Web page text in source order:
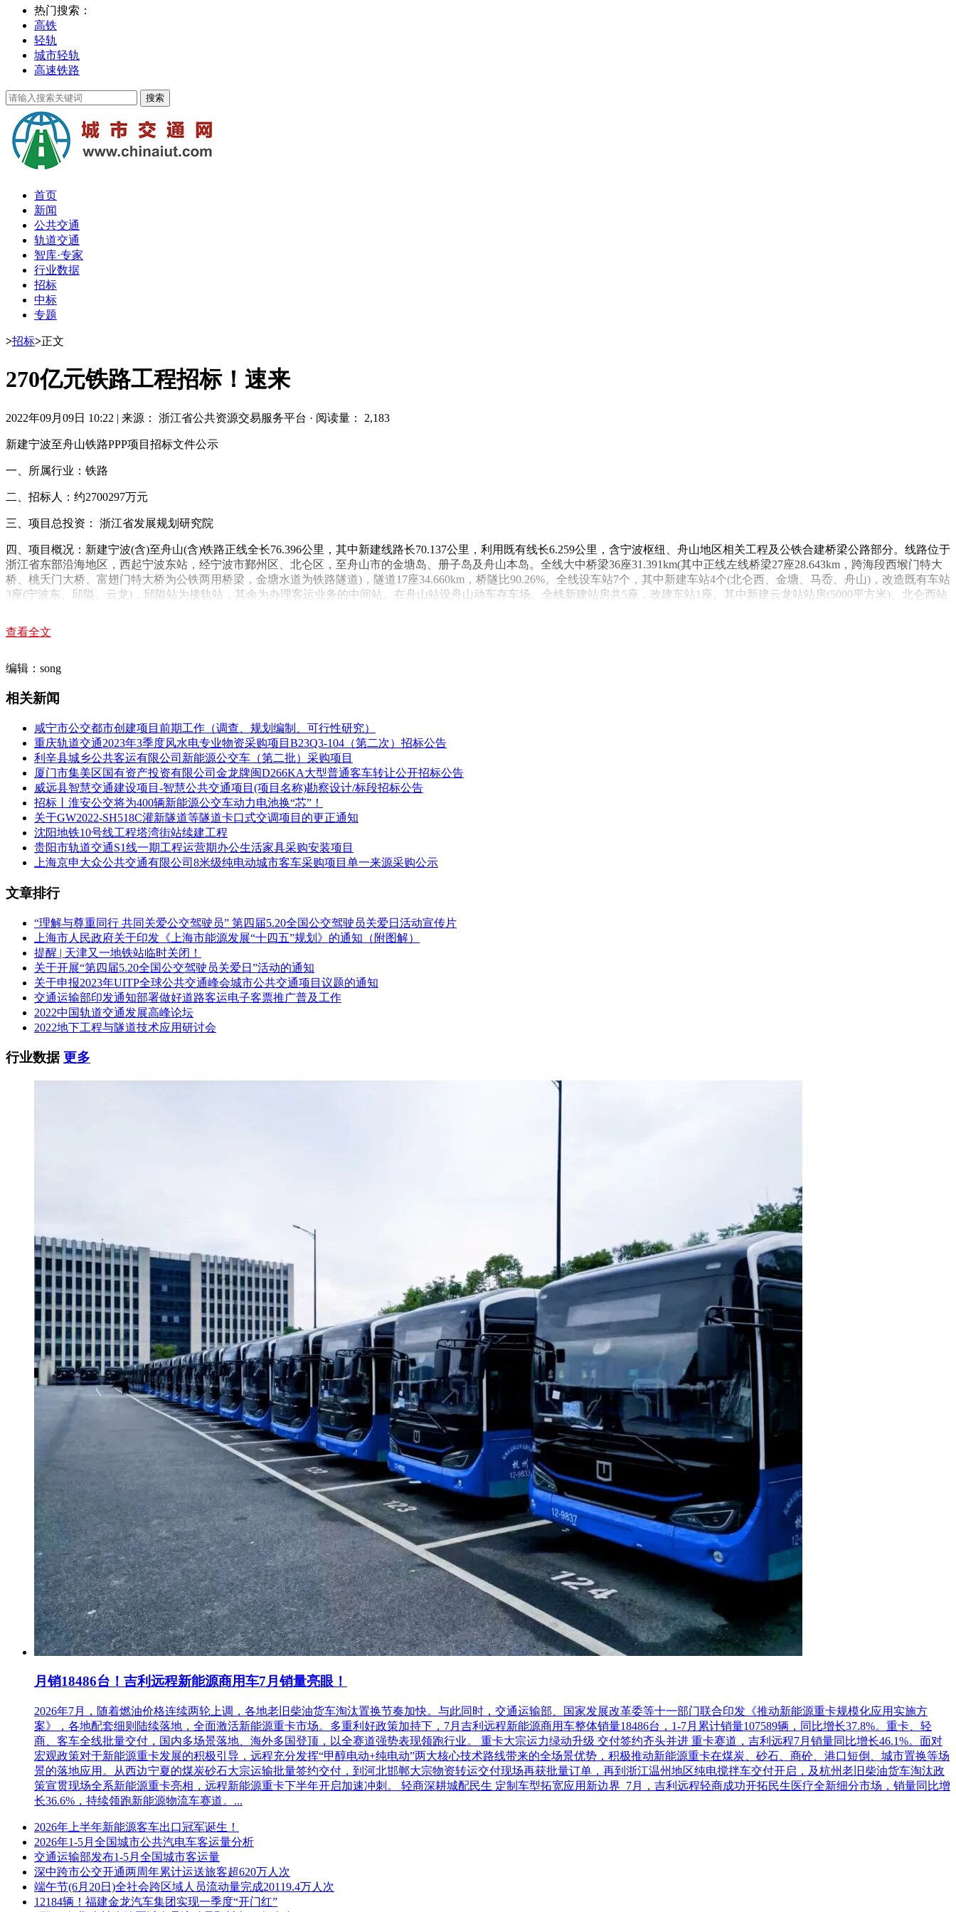
热门搜索：
高铁
轻轨
城市轻轨
高速铁路
首页
新闻
公共交通
轨道交通
智库·专家
行业数据
招标
中标
专题
>招标>正文
270亿元铁路工程招标！速来
2022年09月09日 10:22 | 来源： 浙江省公共资源交易服务平台 · 阅读量： 2,183
新建宁波至舟山铁路PPP项目招标文件公示
一、所属行业：铁路
二、招标人：约2700297万元
三、项目总投资： 浙江省发展规划研究院
四、项目概况：新建宁波(含)至舟山(含)铁路正线全长76.396公里，其中新建线路长70.137公里，利用既有线长6.259公里，含宁波枢纽、舟山地区相关工程及公铁合建桥梁公路部分。线路位于
浙江省东部沿海地区，西起宁波东站，经宁波市鄞州区、北仑区，至舟山市的金塘岛、册子岛及舟山本岛。全线大中桥梁36座31.391km(其中正线左线桥梁27座28.643km，跨海段西堠门特大
桥、桃夭门大桥、富翅门特大桥为公铁两用桥梁，金塘水道为铁路隧道)，隧道17座34.660km，桥隧比90.26%。全线设车站7个，其中新建车站4个(北仑西、金塘、马岙、舟山)，改造既有车站
3座(宁波东、邱隘、云龙)，邱隘站为接轨站，其余为办理客运业务的中间站。在舟山站设舟山动车存车场。全线新建站房共5座，改建车站1座。其中新建云龙站站房(5000平方米)、北仑西站
五、标段划分：
施工内容划分为9个工区YZSG-1工区：甬舟铁路正线DK0+000～DK14+533.00，上行绕行线YDK0+000～YDK3+010.495, 工区新建线路长14.530公里(另，上行绕行线长3.01km)。本工区包含
桥梁8座—15.098公里(双线4座—12.091公里，单线5座—3.007公里);新建2台4线高架车站1座(含站台墙施工，不含站台面铺装);预制梁390孔，现浇梁70孔(含28孔站台梁)，22联特殊结构。全线
新建正线铺轨长度141.246铺轨公里，其中有砟轨道铺轨81.94铺轨公里(含开通前轨道调整)，CRTS双块式无砟轨道铺轨59.306铺轨公里(不含精调);站线铺轨18.95铺轨公里(其中50kg轨7.13铺轨
公里，60kg轨11.82铺轨公里)。制(存)梁场1座,铺轨基地1处。另含声屏障、接触网基础预埋、综合接地等站前站后接口工程。另外还包含宁波枢纽内相关工程，即宁波东站、云龙站开办客运
作业，增设客运相关设备及既有设施适应性改造工程。其中：宁波东站：既有到发线轨道及道岔由50kg/m钢轨更换为60kg/m，更换钢轨长度5.515km，铺设道岔21组;咽喉区适应性改造，增设
渡线2组，安全线1条，道岔7组，新增铺轨0.515km。云龙站：新增2条到发线，新增450m×12m×1.25m岛式中间站台2座，车站两端进站方向各增设1条平行进路，咽喉区适应性改造。邱隘
站：增设1条到发线，车站两端咽喉区适应性改造，新建到发线与甬舟铁路右线接轨处设安全线1条，车站北仑端还建既有安全线1条。YZSG-2工区：甬舟铁路DK14+533.00～DK23+110，工
区新建线路长8.577公里。本工区包含隧道(双线)8.577km，其中矿山法隧道3.617km，盾构段海底隧道4.94km，管片制作24750片，工作井1座(深58m)、双车道斜井1座(640m)、疏散通道1座
(113.61m)，不含隧道通风照明工程。铺设CRTS双块式无砟轨道道床长度16.77铺轨公里，无砟轨道精调16.77铺轨公里, 另含声屏障、接触网基础预埋、综合接地等站前站后接口工程。YZSG-
3工区：甬舟铁路DK23+110～DK36+915.62，工区新建线路长13.806公里。本工区包含双线桥梁3座—1.623公里，路基1.224km，海底隧道(双线)7.603公里(其中矿山法隧道1.313km，盾构段海
底隧道6.27km，工作井1座(20m)、双车道斜井1座(263m)、疏散通道1座(166.65m))，管片制作31400片。陆域隧道3座—3.356公里，新建2台4线地面车站1座(含站台墙施工，不含站台铺装、装
修);现浇梁45孔，1联特殊结构，另含声屏障、接触网基础预埋、综合接地等站前站后接口工程，不含隧道通风照明工程。铺设CRTS双块式无砟轨道道床长度20.53铺轨公里，无砟轨道精调
20.53铺轨公里。YZSG-4工区：甬舟铁路DK36+915.62～DK40+033.85，工区新建线路长3.118公里。本工区包含西堠门公铁两用大桥公铁合建段及铁路引桥部分,其中公铁合建段2664m，金塘
侧引桥181.15m，册子岛侧引桥272.076m。含大桥的主体结构、桥梁附属结构等。主桥采用(70+112+406+1488+406+112+70)m斜拉悬索协作体系桥。公铁合建桥梁公路部分包含：西堠门大桥
DK37+096.774～DK39+760.774段公铁合建段公路主体结构及公路桥面附属工程，含防撞护栏、风屏障、桥面铺装、伸缩缝、泄水管、桥面照明等，不含公路标志、标线、监控、信号灯等交
通工程设计内容。另含声屏障、接触网基础预埋、综合接地等站前站后接口工程。YZSG-5工区：甬舟铁路DK40+033.85～DK48+004.31，工区新建线路长7.971公里。本工区包含双线跨海桥
梁2座—3.259公里，陆域桥梁4座-0.832公里，路基0.463km，陆地隧道4座—3.417公里;现浇梁46孔，另含声屏障、接触网基础预埋、综合接地等站前站后接口工程，不含隧道通风照明工程。
铺设CRTS双块式无砟轨道道床长度4.3铺轨公里，无砟轨道精调4.3铺轨公里。桃夭门公铁两用跨海大桥桥长1533.595m，公铁同层，公铁合建段1066m，主桥采用(35+2×49+67)+666+
(67+2×49+35)m斜拉桥。
富翅门公铁两用跨海大桥桥长1725.76m，公铁同层，其中公铁合建段788.6m，跨越富翅门水道采用(66+160+388+112+60)m斜拉桥。公铁合建桥梁公路部分包含桃夭门大桥DK44+560.930～
DK45+626.930段、富翅门大桥DK46+873.450～DK47+662.050公铁合建段公路主体结构及公路桥面附属工程，含防撞护栏、风屏障、桥面铺装、伸缩缝、泄水管、桥面照明等，不含公路标
志、标线、监控、信号灯等交通工程内容。YZSG-6工区：甬舟铁路DK48+004.31～DK70+144，工区新建线路长22.14公里。本工区包含双线陆域桥梁12座-6.805公里，路基3.642km，陆地隧
道9座—11.693公里;预制梁175孔，现浇梁154孔(含56孔站台梁)，14联特殊结构，新建2台8线地面车站1座，4台7线高架站1座，设6线库存车场1处，另含声屏障、接触网基础预埋、综合接地
等站前站后接口工程，不含隧道通风照明工程。铺设CRTS双块式无砟轨道道床长度17.704铺轨公里，无砟轨道精调17.704铺轨公里。YZSG-7工区：本工区包含新建宁波至舟山铁路全线四电
及相关工程。本工区主要包含隧道通风与照明，通信、信号、信息、电力、电气化和灾害监测工程，四电独立房屋(4255平方米)、沿线警务区(3处)和岗亭(35个)、既有线改造及相关过渡工
造3950平方米，宁波东站内生产生活房屋3330平方米;北仑西站房5000平方米，北仑西站内生产生活房屋2890平方米。YZSG-9工区：本工区包含舟山侧金塘、马岙、舟山站房、站内生产生活
新建宁波至舟山铁路项目采用建设—运营—移交(BOT)模式运作，合作期为36年，其中建设工期6年、运营期30年。
本项目招标文件和补充(答疑、澄清)、修改文件以网上下载方式发放。其中，招标图纸及相关资料以光盘形式发放，请投标人在下载招标文件后，凭招标文件封面打印件在工作时间(每日上午
9时至11时，下午14时至17时)至浙江省公共资源交易中心总台免费匿名领取，领取截止时间为招标文件网上下载时间截止后的第二个工作日17:00时(逾时不再提供)。公告发布时间：2022年9
月8日递交投标文件地点：杭州市曙光路140号黄龙体育中心黄龙广场东环(浙江省公共资源交易中心)
查看全文
编辑：song
相关新闻
咸宁市公交都市创建项目前期工作（调查、规划编制、可行性研究）
重庆轨道交通2023年3季度风水电专业物资采购项目B23Q3-104（第二次）招标公告
利辛县城乡公共客运有限公司新能源公交车（第二批）采购项目
厦门市集美区国有资产投资有限公司金龙牌闽D266KA大型普通客车转让公开招标公告
威远县智慧交通建设项目-智慧公共交通项目(项目名称)勘察设计/标段招标公告
招标丨淮安公交将为400辆新能源公交车动力电池换“芯”！
关于GW2022-SH518C灌新隧道等隧道卡口式交调项目的更正通知
沈阳地铁10号线工程塔湾街站续建工程
贵阳市轨道交通S1线一期工程运营期办公生活家具采购安装项目
上海京申大众公共交通有限公司8米级纯电动城市客车采购项目单一来源采购公示
文章排行
“理解与尊重同行 共同关爱公交驾驶员” 第四届5.20全国公交驾驶员关爱日活动宣传片
上海市人民政府关于印发《上海市能源发展“十四五”规划》的通知（附图解）
提醒 | 天津又一地铁站临时关闭！
关于开展“第四届5.20全国公交驾驶员关爱日”活动的通知
关于申报2023年UITP全球公共交通峰会城市公共交通项目议题的通知
交通运输部印发通知部署做好道路客运电子客票推广普及工作
2022中国轨道交通发展高峰论坛
2022地下工程与隧道技术应用研讨会
行业数据更多
月销18486台！吉利远程新能源商用车7月销量亮眼！
2026年7月，随着燃油价格连续两轮上调，各地老旧柴油货车淘汰置换节奏加快。与此同时，交通运输部、国家发展改革委等十一部门联合印发《推动新能源重卡规模化应用实施方
案》，各地配套细则陆续落地，全面激活新能源重卡市场。多重利好政策加持下，7月吉利远程新能源商用车整体销量18486台，1-7月累计销量107589辆，同比增长37.8%。重卡、轻
商、客车全线批量交付，国内多场景落地、海外多国登顶，以全赛道强势表现领跑行业。 重卡大宗运力绿动升级 交付签约齐头并进 重卡赛道，吉利远程7月销量同比增长46.1%。面对
宏观政策对于新能源重卡发展的积极引导，远程充分发挥“甲醇电动+纯电动”两大核心技术路线带来的全场景优势，积极推动新能源重卡在煤炭、砂石、商砼、港口短倒、城市置换等场
景的落地应用。从西边宁夏的煤炭砂石大宗运输批量签约交付，到河北邯郸大宗物资转运交付现场再获批量订单，再到浙江温州地区纯电搅拌车交付开启，及杭州老旧柴油货车淘汰政
策宣贯现场全系新能源重卡亮相，远程新能源重卡下半年开启加速冲刺。 轻商深耕城配民生 定制车型拓宽应用新边界 7月，吉利远程轻商成功开拓民生医疗全新细分市场，销量同比增
长36.6%，持续领跑新能源物流车赛道。...
2026年上半年新能源客车出口冠军诞生！
2026年1-5月全国城市公共汽电车客运量分析
交通运输部发布1-5月全国城市客运量
深中跨市公交开通两周年累计运送旅客超620万人次
端午节(6月20日)全社会跨区域人员流动量完成20119.4万人次
12184辆！福建金龙汽车集团实现一季度“开门红”